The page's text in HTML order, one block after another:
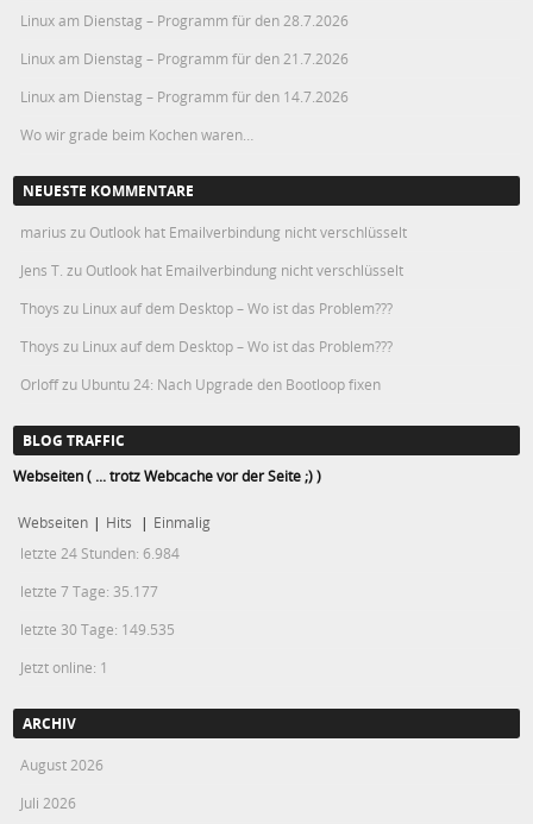
Linux am Dienstag – Programm für den 28.7.2026
Linux am Dienstag – Programm für den 21.7.2026
Linux am Dienstag – Programm für den 14.7.2026
Wo wir grade beim Kochen waren…
NEUESTE KOMMENTARE
marius zu Outlook hat Emailverbindung nicht verschlüsselt
Jens T. zu Outlook hat Emailverbindung nicht verschlüsselt
Thoys zu Linux auf dem Desktop – Wo ist das Problem???
Thoys zu Linux auf dem Desktop – Wo ist das Problem???
Orloffzu Ubuntu 24: Nach Upgrade den Bootloop fixen
BLOG TRAFFIC
Webseiten ( ... trotz Webcache vor der Seite ;) )
Webseiten | Hits | Einmalig
letzte 24 Stunden:6.984
letzte 7 Tage: 35.177
letzte 30 Tage: 149.535
Jetzt online: 1
ARCHIV
August 2026
Juli 2026